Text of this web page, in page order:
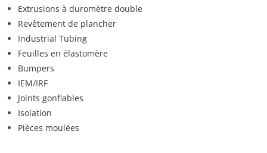
Extrusions à duromètre double
Revêtement de plancher
Industrial Tubing
Feuilles en élastomère
Bumpers
IEM/IRF
Joints gonflables
Isolation
Pièces moulées